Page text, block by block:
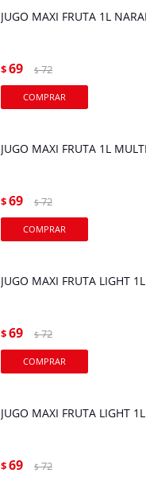
JUGO MAXI FRUTA 1L
$69 $ 72
JUGO MAXI FRUTA 1L
$69 $ 72
JUGO MAXI FRUTA LIGHT
$69 $ 72
JUGO MAXI FRUTA LIGHT
$69 $ 72